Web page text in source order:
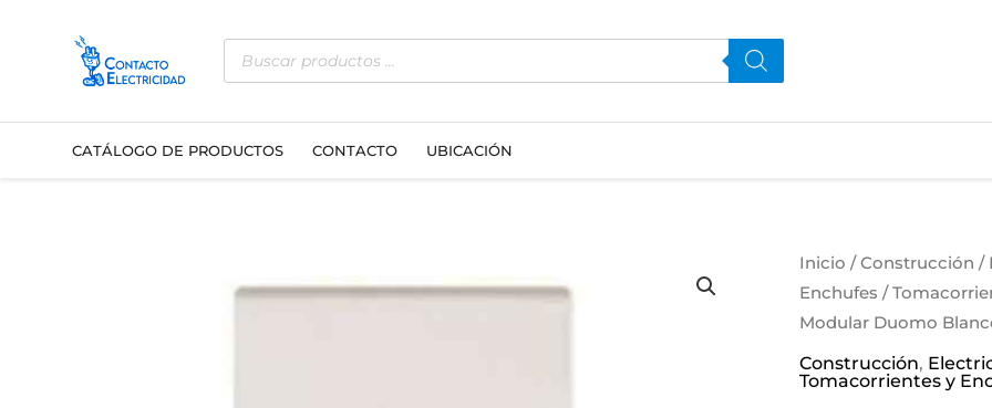
contenido
Búsqueda
de
productos
CATÁLOGO DE PRODUCTOS CONTACTO UBICACIÓN
Inicio /Construcción /
Enchufes /
Modular Duomo
Construcción,
Tomacorrientes y
Modulo
Toma
Modular
Duomo
Blanco